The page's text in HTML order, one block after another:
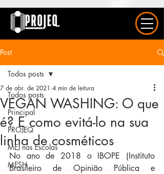
Post
Todos posts
Principal
PROJEQ
MEJ nas Escolas
MESH
Todos posts
VEGAN WASHING: O que
é? E como evitá-lo na sua
linha de cosméticos
7 de abr. de 2021 4 min de leitura
No ano de 2018 o IBOPE (Instituto
Brasileiro de Opinião Pública e